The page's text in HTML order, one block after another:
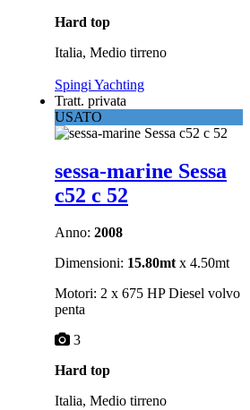
Hard top
Italia, Medio tirreno
Spingi Yachting
Tratt. privata
USATO
sessa-marine Sessa
c52 c 52
Anno: 2008
Dimensioni: 15.80mtx 4.50mt
Motori: 2 x 675 HP Diesel volvo
penta
3
Hard top
Italia, Medio tirreno